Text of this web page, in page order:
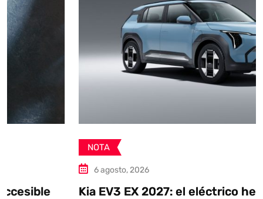
6 agosto, 2026
Kia EV3 EX 2027: el eléctrico hecho en